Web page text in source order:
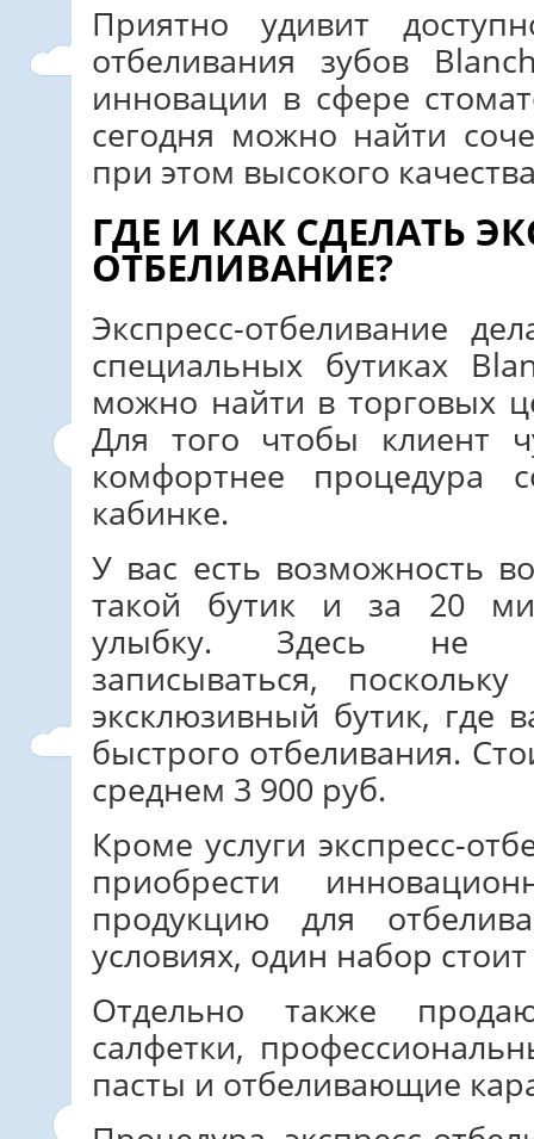
Приятно удивит
отбеливания зубов
инновации в сфере
сегодня можно найти
при этом высокого
ГДЕ И КАК СДЕЛАТЬ
ОТБЕЛИВАНИЕ?
Экспресс-отбеливание
специальных бутиках
можно найти в торговых
Для того чтобы клиент
комфортнее процедура
кабинке.
У вас есть возможность
такой бутик и за 20
улыбку. Здесь не
записываться,
эксклюзивный бутик, где
быстрого отбеливания.
среднем 3 900 руб.
Кроме услуги экспресс-
приобрести
продукцию для
условиях, один набор
Отдельно также
салфетки,
пасты и отбеливающие